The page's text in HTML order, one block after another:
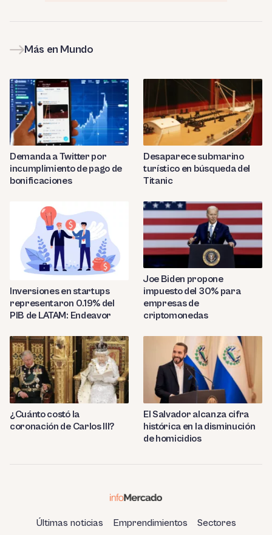
Más en Mundo
Demanda a Twitter por
incumplimiento de pago de
bonificaciones
Desaparece submarino
turístico en búsqueda del
Titanic
Inversiones en startups
representaron 0.19% del
PIB de LATAM: Endeavor
Joe Biden propone
impuesto del 30% para
empresas de
criptomonedas
¿Cuánto costó la
coronación de Carlos III?
El Salvador alcanza cifra
histórica en la disminución
de homicidios
Últimas noticias Emprendimientos Sectores